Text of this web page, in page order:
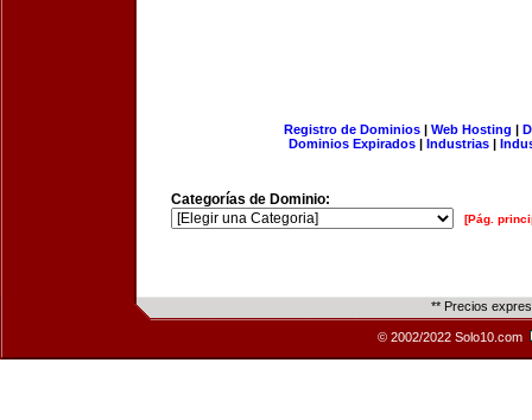
Registro de Dominios| Web Hosting |
Dominios Expirados | Industrias |
Categorías de Dominio:
[Pág.
** Precios
© 2002/2022 Solo10.com